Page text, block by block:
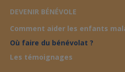
DEVENIR BÉNÉVOLE
Comment aider les enfants
Où faire du bénévolat ?
Les témoignages